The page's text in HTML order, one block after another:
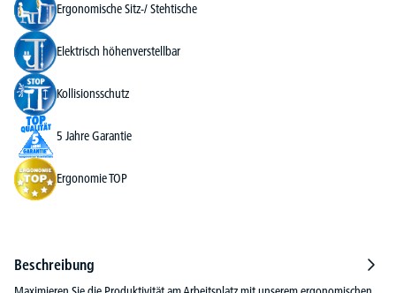
Ergonomische Sitz-/ Stehtische
Elektrisch höhenverstellbar
Kollisionsschutz
5 Jahre Garantie
Ergonomie TOP
Beschreibung